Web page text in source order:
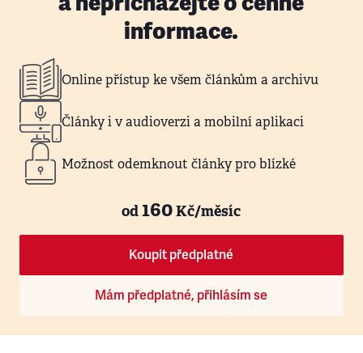
informace.
Online přístup ke všem článkům a archivu
Články i v audioverzi a mobilní aplikaci
Možnost odemknout články pro blízké
od160Kč/měsíc
Koupit předplatné
Mám předplatné, přihlásím se